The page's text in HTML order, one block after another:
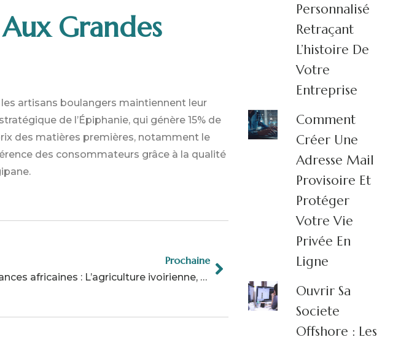
Grandes
artisans boulangers maintiennent leur
de l’Épiphanie, qui génère 15% de
des matières premières, notamment le
des consommateurs grâce à la qualité
Prochaine
Top 10 des puissances africaines : L’agriculture ivoirienne, moteur du retour au sommet
Personnalisé
Retraçant
L’histoire De
Votre
Entreprise
Comment
Créer Une
Adresse Mail
Provisoire Et
Protéger
Votre Vie
Privée En
Ligne
Ouvrir Sa
Societe
Offshore : Les